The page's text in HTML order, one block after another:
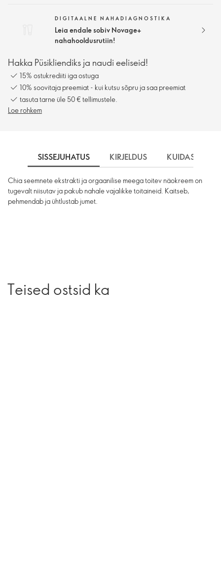
DIGITAALNE NAHADIAGNOSTIKA
Leia endale sobiv Novage+
nahahooldusrutiin!
Hakka Püsikliendiks ja naudi eeliseid!
15% ostukrediiti iga ostuga
10% soovitaja preemiat - kui kutsu sõpru ja saa preemiat
tasuta tarne üle 50 € tellimustele.
Loe rohkem
SISSEJUHATUS KIRJELDUS KUIDAS
Chia seemnete ekstrakti ja orgaanilise meega toitev näokreem on
tugevalt niisutav ja pakub nahale vajalikke toitaineid. Kaitseb,
pehmendab ja ühtlustab jumet.
Teised ostsid ka